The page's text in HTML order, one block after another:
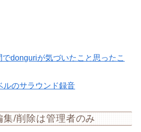
donguriが気づいたこと思ったこ
ルのサラウンド録音
/削除は管理者のみ